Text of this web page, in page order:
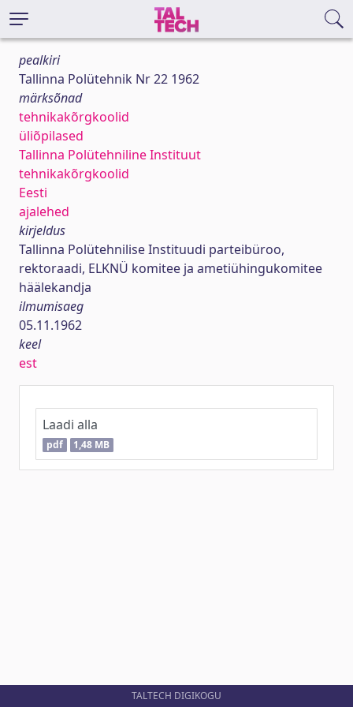
pealkiri
Tallinna Polütehnik Nr 22 1962
märksõnad
tehnikakõrgkoolid
üliõpilased
Tallinna Polütehniline Instituut
tehnikakõrgkoolid
Eesti
ajalehed
kirjeldus
Tallinna Polütehnilise Instituudi parteibüroo,
rektoraadi, ELKNÜ komitee ja ametiühingukomitee
häälekandja
ilmumisaeg
05.11.1962
keel
est
Laadi alla
pdf 1,48 MB
TALTECH DIGIKOGU